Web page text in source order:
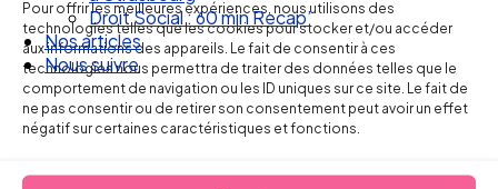
Pour offrir les meilleures expériences, nous utilisons des
technologies telles que les cookies pour stocker et/ou accéder
aux informations des appareils. Le fait de consentir à ces
technologies nous permettra de traiter des données telles que le
comportement de navigation ou les ID uniques sur ce site. Le fait de
ne pas consentir ou de retirer son consentement peut avoir un effet
négatif sur certaines caractéristiques et fonctions.
Droit Social : 60 min Recap’
Nos articles
Nous suivre
Ellipse Avocats
Réseau